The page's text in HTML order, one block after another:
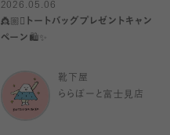
2026.05.06
👸🏼🫯トートバッグプレゼントキャン
ペーン🛍️✨
靴下屋
ららぽーと富士見店